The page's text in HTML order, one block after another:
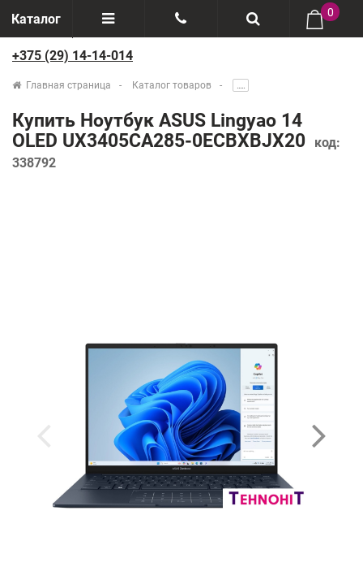
Каталог
Отзывы
Производители
Возврат товаров
+375(29) 888-44-44
0
+375 (29) 14-14-014
Главная страница Каталог товаров .....
Купить Ноутбук ASUS Lingyao 14
OLED UX3405CA285-0ECBXBJX20
код:
338792